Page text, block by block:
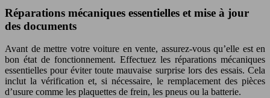
Réparations mécaniques essentielles et mise à jour
des documents
Avant de mettre votre voiture en vente, assurez-vous qu’elle est en
bon état de fonctionnement. Effectuez les réparations mécaniques
essentielles pour éviter toute mauvaise surprise lors des essais. Cela
inclut la vérification et, si nécessaire, le remplacement des pièces
d’usure comme les plaquettes de frein, les pneus ou la batterie.